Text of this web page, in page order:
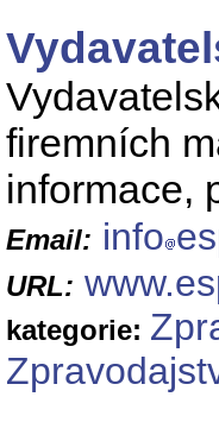
firemních
informace,
Email: info
URL:
kategorie: